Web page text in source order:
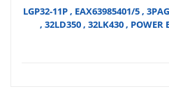
LGP32-11P , EAX63985401/5 ,
, 32LD350 , 32LK430 , POWER